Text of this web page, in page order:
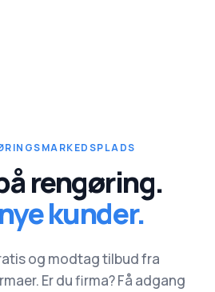
rengøring.
kunder.
og modtag tilbud fra
Er du firma? Få adgang